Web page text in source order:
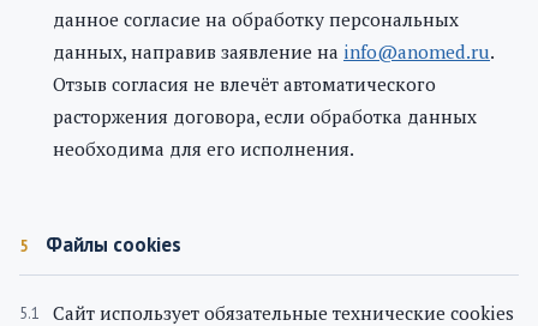
данное согласие на обработку персональных
данных, направив заявление на info@anomed.ru.
Отзыв согласия не влечёт автоматического
расторжения договора, если обработка данных
необходима для его исполнения.
5 Файлы cookies
Сайт использует обязательные технические cookies